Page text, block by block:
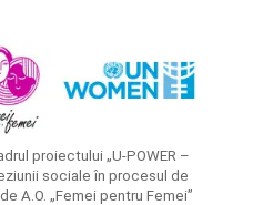
proiectului „U-POWER –
sociale în procesul de
A.O. „Femei pentru Femei”